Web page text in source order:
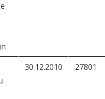
30.12.2010 27801